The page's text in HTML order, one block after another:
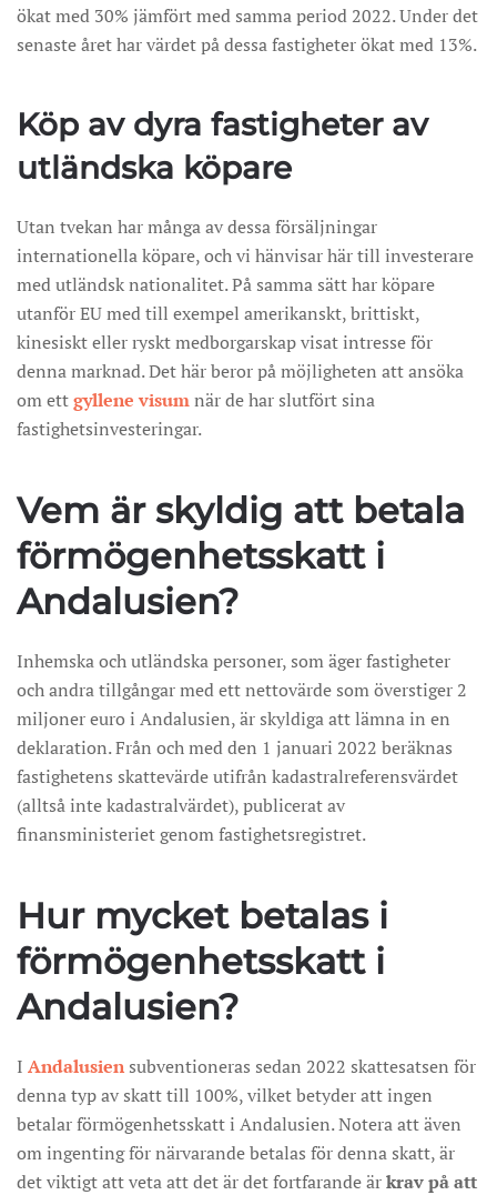
ökat med 30% jämfört med samma period 2022. Under det
senaste året har värdet på dessa fastigheter ökat med 13%.
Köp av dyra fastigheter av
utländska köpare
Utan tvekan har många av dessa försäljningar
internationella köpare, och vi hänvisar här till investerare
med utländsk nationalitet. På samma sätt har köpare
utanför EU med till exempel amerikanskt, brittiskt,
kinesiskt eller ryskt medborgarskap visat intresse för
denna marknad. Det här beror på möjligheten att ansöka
om ettgyllene visumnär de har slutfört sina
fastighetsinvesteringar.
Vem är skyldig att betala
förmögenhetsskatt i
Andalusien?
Inhemska och utländska personer, som äger fastigheter
och andra tillgångar med ett nettovärde som överstiger 2
miljoner euro i Andalusien, är skyldiga att lämna in en
deklaration. Från och med den 1 januari 2022 beräknas
fastighetens skattevärde utifrån kadastralreferensvärdet
(alltså inte kadastralvärdet), publicerat av
finansministeriet genom fastighetsregistret.
Hur mycket betalas i
förmögenhetsskatt i
Andalusien?
I Andalusien subventioneras sedan 2022 skattesatsen för
denna typ av skatt till 100%, vilket betyder att ingen
betalar förmögenhetsskatt i Andalusien. Notera att även
om ingenting för närvarande betalas för denna skatt, är
det viktigt att veta att det är det fortfarande ärkrav på att